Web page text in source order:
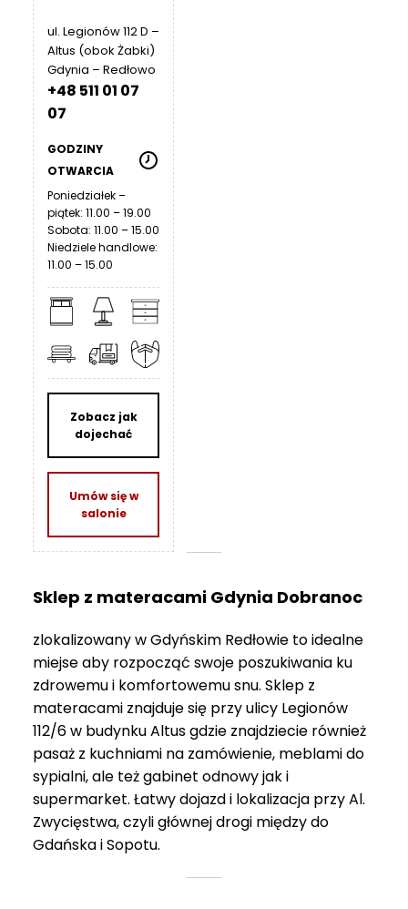
ul. Legionów 112 D –
Altus (obok Żabki)
Gdynia – Redłowo
+48 511 01 07
07
GODZINY
OTWARCIA
Poniedziałek –
piątek: 11.00 – 19.00
Sobota: 11.00 – 15.00
Niedziele handlowe:
11.00 – 15.00
Zobacz jak
dojechać
Umów się w
salonie
Sklep z materacami Gdynia Dobranoc
zlokalizowany w Gdyńskim Redłowie to idealne
miejse aby rozpocząć swoje poszukiwania ku
zdrowemu i komfortowemu snu. Sklep z
materacami znajduje się przy ulicy Legionów
112/6 w budynku Altus gdzie znajdziecie również
pasaż z kuchniami na zamówienie, meblami do
sypialni, ale też gabinet odnowy jak i
supermarket. Łatwy dojazd i lokalizacja przy Al.
Zwycięstwa, czyli głównej drogi między do
Gdańska i Sopotu.